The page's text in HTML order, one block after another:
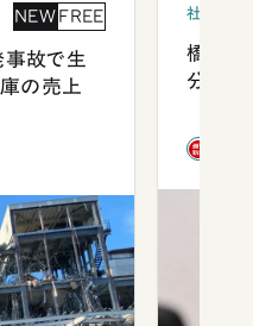
NEW FREE
事故で生
庫の売上
社会
橋本愛
分 佐